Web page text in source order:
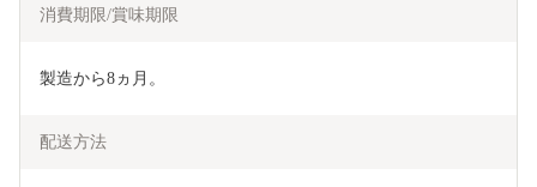
消費期限/賞味期限
製造から8ヵ月。
配送方法